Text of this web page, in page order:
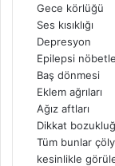
Gece körlüğü
Ses kısıklığı
Depresyon
Epilepsi
Baş dönmesi
Eklem ağrıları
Ağız aftları
Dikkat
Tüm bunlar
kesinlikle